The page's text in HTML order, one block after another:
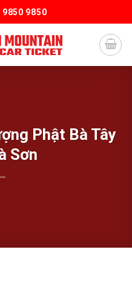
9850 9850
Phật Bà Tây
Sơn